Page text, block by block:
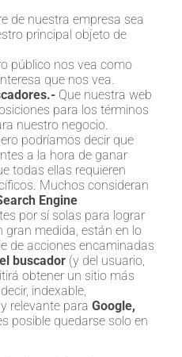
de nuestra empresa sea
principal objeto de
público nos vea como
que nos vea.
Que nuestra web
para los términos
nuestro negocio.
podríamos decir que
a la hora de ganar
todas ellas requieren
Muchos consideran
Engine
por sí solas para lograr
gran medida, están en lo
de acciones encaminadas
buscador (y del usuario,
obtener un sitio más
indexable,
relevante para Google,
posible quedarse solo en